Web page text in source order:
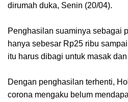
dirumah duka, Senin (20/04).
Penghasilan suaminya sebagai
hanya sebesar Rp25 ribu
itu harus dibagi untuk masak
Dengan penghasilan terhenti,
corona mengaku belum